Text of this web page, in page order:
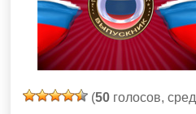
(50 голосов,